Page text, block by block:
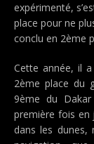
expérimenté,
place pour ne
conclu en 2ème
Cette année, il
2ème place du
9ème du
première fois en
dans les dunes,